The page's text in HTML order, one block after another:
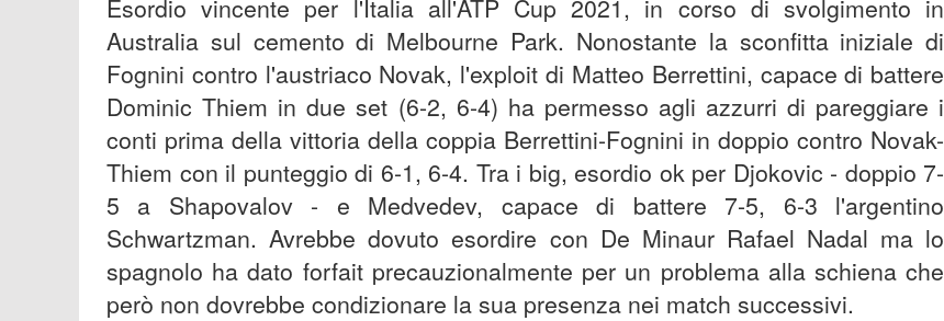
Esordio vincente per l'Italia all'ATP Cup 2021, in corso di svolgimento in
Australia sul cemento di Melbourne Park. Nonostante la sconfitta iniziale di
Fognini contro l'austriaco Novak, l'exploit di Matteo Berrettini, capace di battere
Dominic Thiem in due set (6-2, 6-4) ha permesso agli azzurri di pareggiare i
conti prima della vittoria della coppia Berrettini-Fognini in doppio contro Novak-
Thiem con il punteggio di 6-1, 6-4. Tra i big, esordio ok per Djokovic - doppio 7-
5 a Shapovalov - e Medvedev, capace di battere 7-5, 6-3 l'argentino
Schwartzman. Avrebbe dovuto esordire con De Minaur Rafael Nadal ma lo
spagnolo ha dato forfait precauzionalmente per un problema alla schiena che
però non dovrebbe condizionare la sua presenza nei match successivi.